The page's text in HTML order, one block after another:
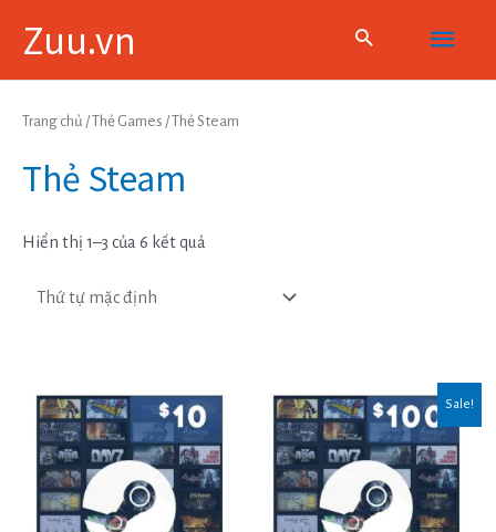
Zuu.vn
Main
Menu
Trang chủ /Thẻ Games / Thẻ Steam
Thẻ Steam
Hiển thị 1–3 của 6 kết quả
Sale!